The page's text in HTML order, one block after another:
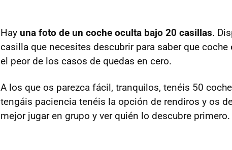
Hay una foto de un coche oculta bajo 20 casillas.
casilla que necesites descubrir para saber que
el peor de los casos de quedas en cero.
A los que os parezca fácil, tranquilos, tenéis 50
tengáis paciencia tenéis la opción de rendiros y os
mejor jugar en grupo y ver quién lo descubre primero.